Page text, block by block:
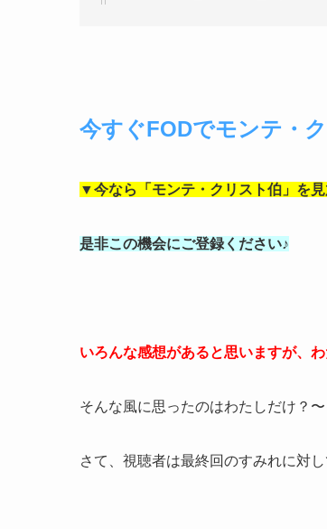
今すぐFODでモンテ・
▼今なら「モンテ・クリスト伯」を
是非この機会にご登録ください♪
いろんな感想があると思いますが、
そんな風に思ったのはわたしだけ？
さて、視聴者は最終回のすみれに対